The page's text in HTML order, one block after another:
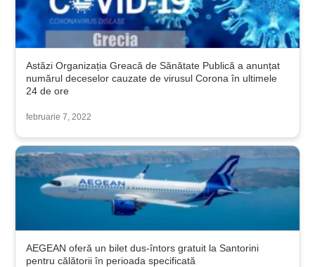
Astăzi Organizația Greacă de Sănătate Publică a anunțat
numărul deceselor cauzate de virusul Corona în ultimele
24 de ore
februarie 7, 2022
AEGEAN oferă un bilet dus-întors gratuit la Santorini
pentru călătorii în perioada specificată